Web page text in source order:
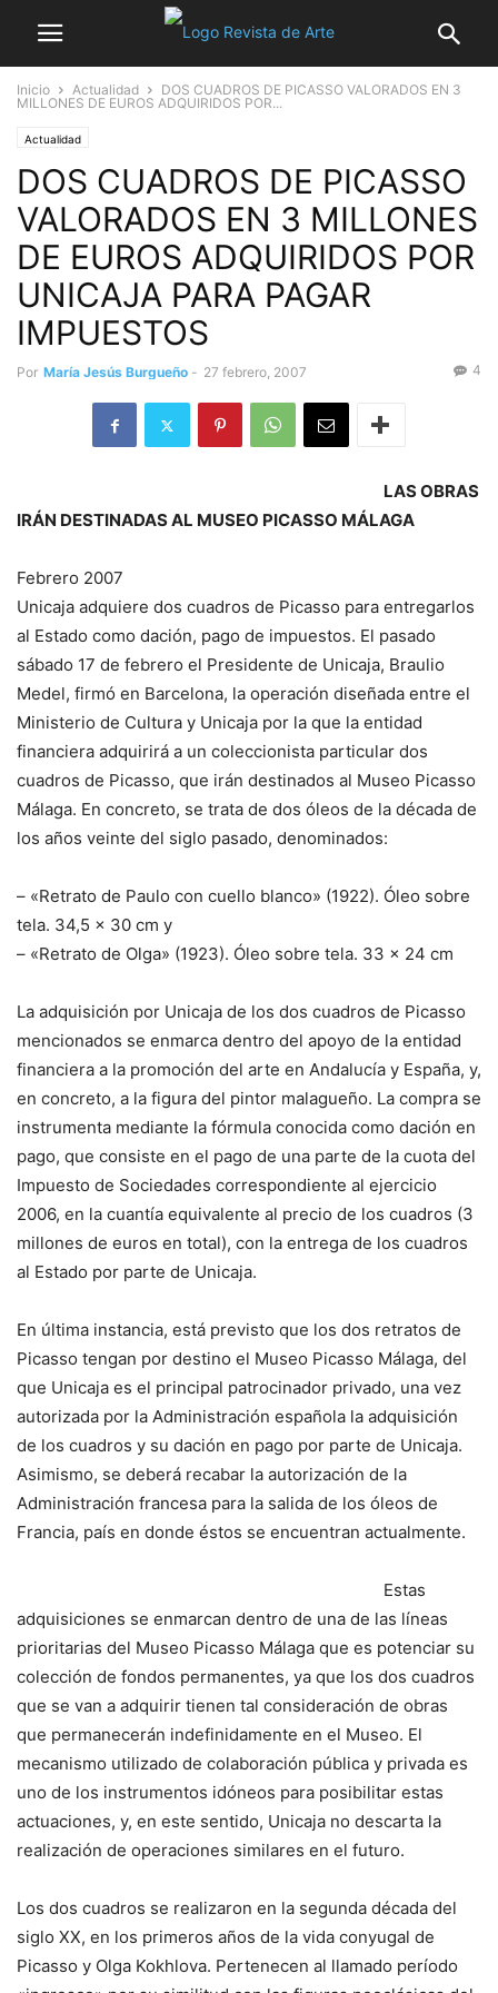
Inicio Actualidad
DOS CUADROS DE PICASSO VALORADOS EN 3
MILLONES DE EUROS ADQUIRIDOS POR...
Actualidad
DOS CUADROS DE PICASSO
VALORADOS EN 3 MILLONES
DE EUROS ADQUIRIDOS POR
UNICAJA PARA PAGAR
IMPUESTOS
Por María Jesús Burgueño - 27 febrero, 2007 4
LAS OBRAS
IRÁN DESTINADAS AL MUSEO PICASSO MÁLAGA
Febrero 2007
Unicaja adquiere dos cuadros de Picasso para entregarlos
al Estado como dación, pago de impuestos. El pasado
sábado 17 de febrero el Presidente de Unicaja, Braulio
Medel, firmó en Barcelona, la operación diseñada entre el
Ministerio de Cultura y Unicaja por la que la entidad
financiera adquirirá a un coleccionista particular dos
cuadros de Picasso, que irán destinados al Museo Picasso
Málaga. En concreto, se trata de dos óleos de la década de
los años veinte del siglo pasado, denominados:
– «Retrato de Paulo con cuello blanco» (1922). Óleo sobre
tela. 34,5 x 30 cm y
– «Retrato de Olga» (1923). Óleo sobre tela. 33 x 24 cm
La adquisición por Unicaja de los dos cuadros de Picasso
mencionados se enmarca dentro del apoyo de la entidad
financiera a la promoción del arte en Andalucía y España, y,
en concreto, a la figura del pintor malagueño. La compra se
instrumenta mediante la fórmula conocida como dación en
pago, que consiste en el pago de una parte de la cuota del
Impuesto de Sociedades correspondiente al ejercicio
2006, en la cuantía equivalente al precio de los cuadros (3
millones de euros en total), con la entrega de los cuadros
al Estado por parte de Unicaja.
En última instancia, está previsto que los dos retratos de
Picasso tengan por destino el Museo Picasso Málaga, del
que Unicaja es el principal patrocinador privado, una vez
autorizada por la Administración española la adquisición
de los cuadros y su dación en pago por parte de Unicaja.
Asimismo, se deberá recabar la autorización de la
Administración francesa para la salida de los óleos de
Francia, país en donde éstos se encuentran actualmente.
Estas
adquisiciones se enmarcan dentro de una de las líneas
prioritarias del Museo Picasso Málaga que es potenciar su
colección de fondos permanentes, ya que los dos cuadros
que se van a adquirir tienen tal consideración de obras
que permanecerán indefinidamente en el Museo. El
mecanismo utilizado de colaboración pública y privada es
uno de los instrumentos idóneos para posibilitar estas
actuaciones, y, en este sentido, Unicaja no descarta la
realización de operaciones similares en el futuro.
Los dos cuadros se realizaron en la segunda década del
siglo XX, en los primeros años de la vida conyugal de
Picasso y Olga Kokhlova. Pertenecen al llamado período